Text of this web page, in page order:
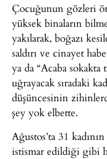
Çocuğunun gözleri
yüksek binaların
yakılarak, boğazı
saldırı ve cinayet
ya da “Acaba sokakta
uğrayacak sıradaki
düşüncesinin
şey yok elbette.
Ağustos’ta 31
istismar edildiği gibi